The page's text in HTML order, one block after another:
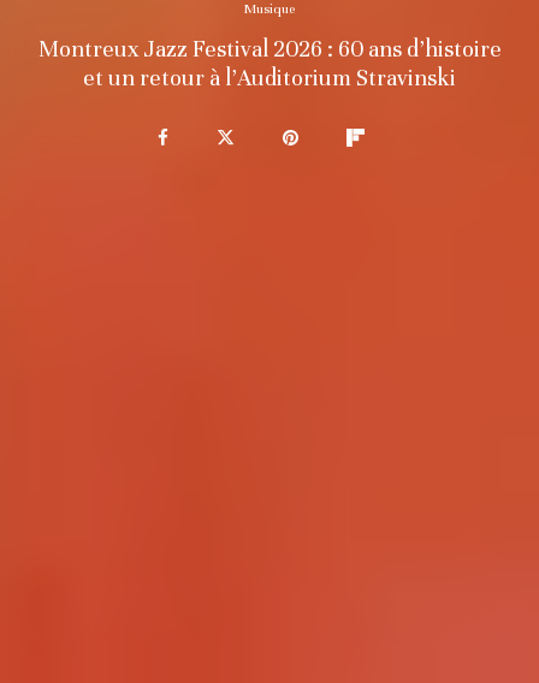
Musique
Montreux Jazz Festival 2026 : 60 ans d’histoire
et un retour à l’Auditorium Stravinski